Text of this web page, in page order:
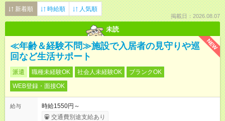
新着順 時給順 人気順
掲載日：2026.08.07
未読
NEW
≪年齢＆経験不問≫施設で入居者の見守りや巡
回など生活サポート
派遣 職種未経験OK 社会人未経験OK
ブランクOK
WEB登録・面接OK
給与
時給1550円～
交通費別途支給あり